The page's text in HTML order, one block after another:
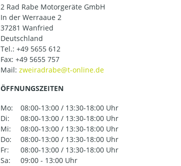
2 Rad Rabe Motorgeräte GmbH
In der Werraaue 2
37281 Wanfried
Deutschland
Tel.: +49 5655 612
Fax: +49 5655 757
Mail:
ÖFFNUNGSZEITEN
Mo:
08:00-13:00 / 13:30-18:00 Uhr
Di:
08:00-13:00 / 13:30-18:00 Uhr
Mi:
08:00-13:00 / 13:30-18:00 Uhr
Do:
08:00-13:00 / 13:30-18:00 Uhr
Fr:
08:00-13:00 / 13:30-18:00 Uhr
Sa:
09:00 - 13:00 Uhr